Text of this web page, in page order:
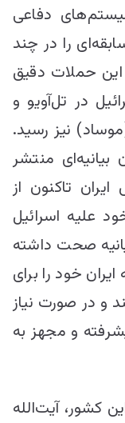
دفاعی
را در چند
حملات دقیق
در تل‌آویو و
نیز رسید.
بیانیه‌ای منتشر
تاکنون از
علیه اسرائیل
صحت داشته
خود را برای
و در صورت نیاز
و مجهز به
کشور، آیت‌الله